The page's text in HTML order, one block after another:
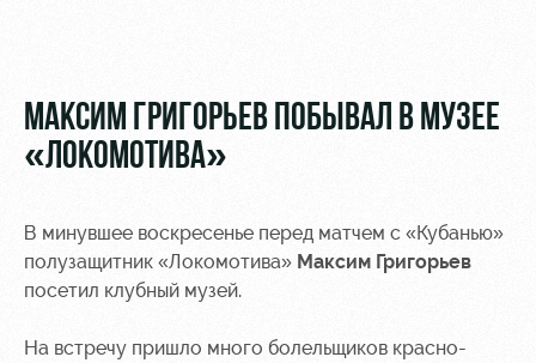
МГН
РЖД
Арена
Организация
Локо
Старт
Локо-Лето
Информация
для
МАКСИМ ГРИГОРЬЕВ ПОБЫВАЛ В МУЗЕЕ
«ЛОКОМОТИВА»
В минувшее воскресенье перед матчем с «Кубанью»
полузащитник «Локомотива» Максим Григорьев
посетил клубный музей.
На встречу пришло много болельщиков красно-